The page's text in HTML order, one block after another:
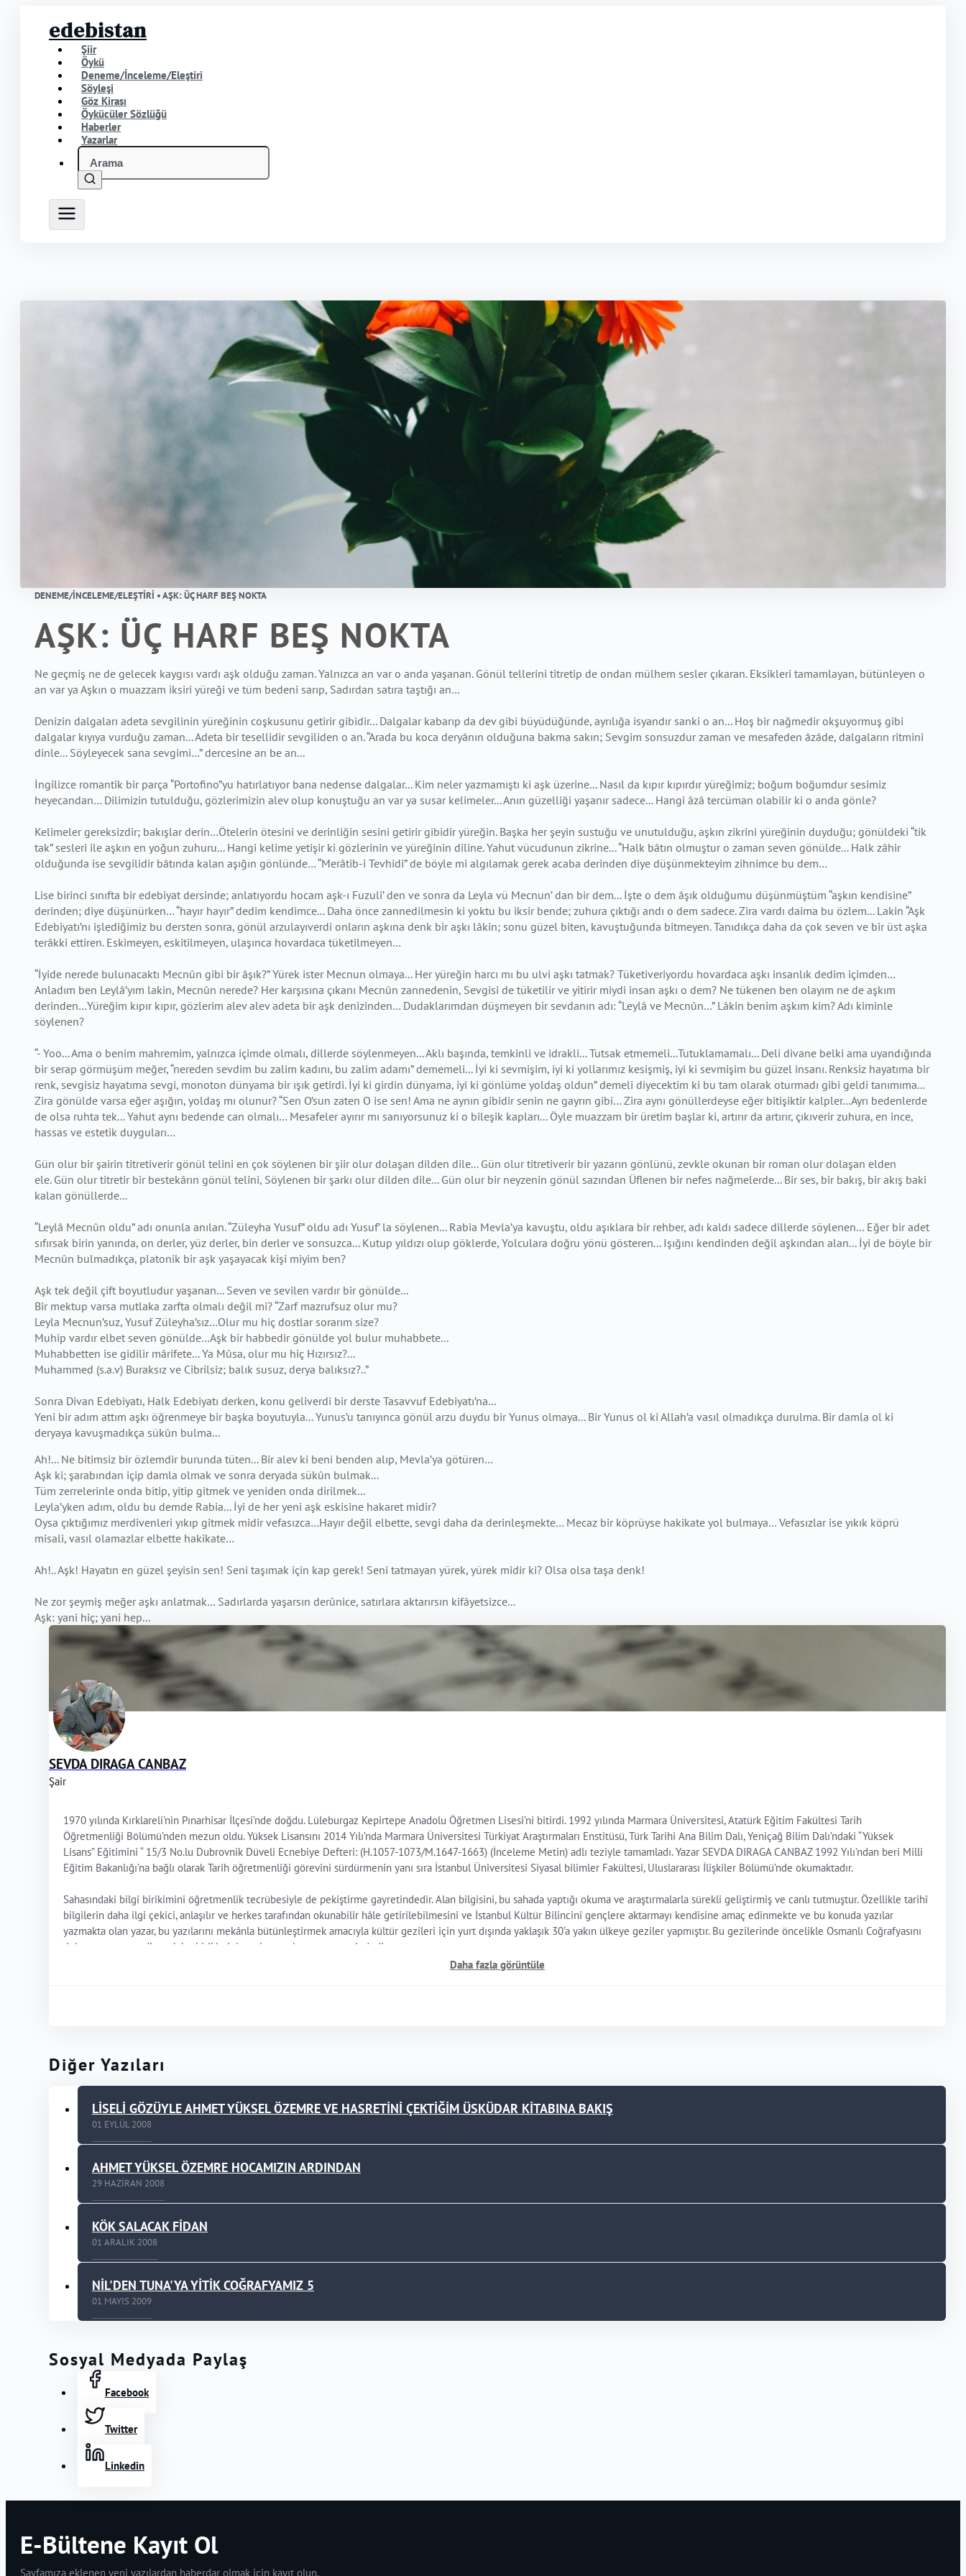
edebistan
Şiir
Öykü
Deneme/İnceleme/Eleştiri
Söyleşi
Göz Kirası
Öykücüler Sözlüğü
Haberler
Yazarlar
DENEME/İNCELEME/ELEŞTIRI • AŞK: ÜÇ HARF BEŞ NOKTA
AŞK: ÜÇ HARF BEŞ NOKTA
Ne geçmiş ne de gelecek kaygısı vardı aşk olduğu zaman. Yalnızca an var o anda yaşanan. Gönül tellerini titretip de ondan mülhem sesler çıkaran. Eksikleri tamamlayan, bütünleyen o
an var ya Aşkın o muazzam iksiri yüreği ve tüm bedeni sarıp, Sadırdan satıra taştığı an…
Denizin dalgaları adeta sevgilinin yüreğinin coşkusunu getirir gibidir... Dalgalar kabarıp da dev gibi büyüdüğünde, ayrılığa isyandır sanki o an... Hoş bir nağmedir okşuyormuş gibi
dalgalar kıyıya vurduğu zaman... Adeta bir tesellidir sevgiliden o an. “Arada bu koca deryânın olduğuna bakma sakın; Sevgim sonsuzdur zaman ve mesafeden âzâde, dalgaların ritmini
dinle... Söyleyecek sana sevgimi…”dercesine an be an...
İngilizce romantik bir parça “Portofino”yu hatırlatıyor bana nedense dalgalar... Kim neler yazmamıştı ki aşk üzerine... Nasıl da kıpır kıpırdır yüreğimiz; boğum boğumdur sesimiz
heyecandan… Dilimizin tutulduğu, gözlerimizin alev olup konuştuğu an var ya susar kelimeler... Anın güzelliği yaşanır sadece... Hangi âzâ tercüman olabilir ki o anda gönle?
Kelimeler gereksizdir; bakışlar derin…Ötelerin ötesini ve derinliğin sesini getirir gibidir yüreğin. Başka her şeyin sustuğu ve unutulduğu, aşkın zikrini yüreğinin duyduğu; gönüldeki “tik
tak” sesleri ile aşkın en yoğun zuhuru... Hangi kelime yetişir ki gözlerinin ve yüreğinin diline. Yahut vücudunun zikrine...“Halk bâtın olmuştur o zaman seven gönülde... Halk zâhir
olduğunda ise sevgilidir bâtında kalan aşığın gönlünde… “Merâtib-i Tevhidi” de böyle mi algılamak gerek acaba derinden diye düşünmekteyim zihnimce bu dem…
Lise birinci sınıfta bir edebiyat dersinde; anlatıyordu hocam aşk-ı Fuzuli’ den ve sonra da Leyla vü Mecnun’ dan bir dem... İşte o dem âşık olduğumu düşünmüştüm “aşkın kendisine”
derinden; diye düşünürken… “hayır hayır” dedim kendimce... Daha önce zannedilmesin ki yoktu bu iksir bende; zuhura çıktığı andı o dem sadece. Zira vardı daima bu özlem... Lakin “Aşk
Edebiyatı’nı işlediğimiz bu dersten sonra, gönül arzulayıverdi onların aşkına denk bir aşkı lâkin; sonu güzel biten, kavuştuğunda bitmeyen. Tanıdıkça daha da çok seven ve bir üst aşka
terâkki ettiren. Eskimeyen, eskitilmeyen, ulaşınca hovardaca tüketilmeyen…
“İyide nerede bulunacaktı Mecnûn gibi bir âşık?” Yürek ister Mecnun olmaya... Her yüreğin harcı mı bu ulvi aşkı tatmak? Tüketiveriyordu hovardaca aşkı insanlık dedim içimden…
Anladım ben Leylâ’yım lakin, Mecnûn nerede? Her karşısına çıkanı Mecnûn zannedenin, Sevgisi de tüketilir ve yitirir miydi insan aşkı o dem? Ne tükenen ben olayım ne de aşkım
derinden…Yüreğim kıpır kıpır, gözlerim alevalev adeta bir aşk denizinden… Dudaklarımdan düşmeyen bir sevdanın adı: “Leylâ ve Mecnûn…” Lâkin benim aşkım kim? Adı kiminle
söylenen?
“- Yoo... Ama o benim mahremim, yalnızca içimde olmalı, dillerde söylenmeyen... Aklı başında, temkinli ve idrakli... Tutsak etmemeli...Tutuklamamalı... Deli divane belki ama uyandığında
bir serap görmüşüm meğer, “nereden sevdim bu zalim kadını, bu zalim adamı” dememeli... İyi ki sevmişim, iyi ki yollarımız kesişmiş, iyi ki sevmişim bu güzel insanı. Renksiz hayatıma bir
renk, sevgisiz hayatıma sevgi, monoton dünyama bir ışık getirdi. İyi ki girdin dünyama, iyi ki gönlüme yoldaş oldun” demeli diyecektim ki bu tam olarak oturmadı gibi geldi tanımıma...
Zira gönülde varsa eğer aşığın, yoldaş mı olunur? “Sen O’sun zaten O ise sen! Ama ne aynın gibidir senin ne gayrın gibi… Zira aynı gönüllerdeyse eğer bitişiktir kalpler…Ayrı bedenlerde
de olsa ruhta tek... Yahut aynı bedende can olmalı… Mesafeler ayırır mı sanıyorsunuz ki o bileşik kapları... Öyle muazzam bir üretim başlar ki, artırır da artırır, çıkıverir zuhura, en ince,
hassas ve estetik duyguları…
Gün olur bir şairin titretiverir gönül telini en çok söylenen bir şiir olur dolaşan dilden dile... Gün olur titretiverir bir yazarın gönlünü, zevkle okunan bir roman olur dolaşan elden
ele. Gün olur titretir bir bestekârın gönül telini, Söylenen bir şarkı olur dilden dile... Gün olur bir neyzenin gönül sazından Üflenen bir nefes nağmelerde... Bir ses, bir bakış, bir akış baki
kalan gönüllerde...
“Leylâ Mecnûn oldu” adı onunla anılan. “Züleyha Yusuf” oldu adı Yusuf’ la söylenen... Rabia Mevla’ya kavuştu, oldu aşıklara bir rehber, adı kaldı sadece dillerde söylenen… Eğer bir adet
sıfırsak birin yanında, on derler, yüz derler, bin derler ve sonsuzca... Kutup yıldızı olup göklerde, Yolculara doğru yönü gösteren... Işığını kendinden değil aşkından alan... İyi de böyle bir
Mecnûn bulmadıkça, platonik bir aşk yaşayacak kişi miyim ben?
Aşk tek değil çift boyutludur yaşanan... Seven ve sevilen vardır bir gönülde...
Bir mektup varsa mutlaka zarfta olmalı değil mi? “Zarf mazrufsuz olur mu?
Leyla Mecnun’suz, Yusuf Züleyha’sız…Olur mu hiç dostlar sorarım size?
Muhip vardır elbet seven gönülde…Aşk bir habbedir gönülde yol bulur muhabbete...
Muhabbetten ise gidilir mârifete... Ya Mûsa, olur mu hiç Hızırsız?...
Muhammed (s.a.v) Buraksız ve Cibrilsiz; balık susuz, derya balıksız?..”
Sonra Divan Edebiyatı, Halk Edebiyatı derken, konu geliverdi bir derste Tasavvuf Edebiyatı’na…
Yeni bir adım attım aşkı öğrenmeye bir başka boyutuyla... Yunus’u tanıyınca gönül arzu duydu bir Yunus olmaya... Bir Yunus ol ki Allah’a vasıl olmadıkça durulma. Bir damla ol ki
deryaya kavuşmadıkça sükûn bulma...
Ah!... Ne bitimsiz bir özlemdir burunda tüten... Bir alev ki beni benden alıp, Mevla’ya götüren…
Aşk ki; şarabından içip damla olmak ve sonra deryada sükûn bulmak...
Tüm zerrelerinle onda bitip, yitip gitmek ve yeniden onda dirilmek...
Leyla’yken adım, oldu bu demde Rabia... İyi de her yeni aşk eskisine hakaret midir?
Oysa çıktığımız merdivenleri yıkıp gitmek midir vefasızca…Hayır değil elbette, sevgi daha da derinleşmekte… Mecaz bir köprüyse hakikate yol bulmaya… Vefasızlar ise yıkık köprü
misali, vasıl olamazlar elbette hakikate…
Ah!.. Aşk! Hayatın en güzel şeyisin sen! Seni taşımak için kap gerek! Seni tatmayan yürek, yürek midir ki? Olsa olsa taşa denk!
Ne zor şeymiş meğer aşkı anlatmak… Sadırlarda yaşarsın derûnice, satırlara aktarırsın kifâyetsizce...
Aşk: yani hiç; yani hep...
SEVDA DIRAGA CANBAZ
Şair
1970 yılında Kırklareli'nin Pınarhisar İlçesi’nde doğdu. Lüleburgaz Kepirtepe Anadolu Öğretmen Lisesi’ni bitirdi. 1992 yılında Marmara Üniversitesi, Atatürk Eğitim Fakültesi Tarih
Öğretmenliği Bölümü’nden mezun oldu. Yüksek Lisansını 2014 Yılı’nda Marmara Üniversitesi Türkiyat Araştırmaları Enstitüsü, Türk Tarihi Ana Bilim Dalı, Yeniçağ Bilim Dalı’ndaki “Yüksek
Lisans” Eğitimini “ 15/3 No.lu Dubrovnik Düveli Ecnebiye Defteri: (H.1057-1073/M.1647-1663) (İnceleme Metin) adlı teziyle tamamladı. Yazar SEVDA DIRAGA CANBAZ 1992 Yılı’ndan beri Milli
Eğitim Bakanlığı’na bağlı olarak Tarih öğretmenliği görevini sürdürmenin yanı sıra İstanbul Üniversitesi Siyasal bilimler Fakültesi, Uluslararası İlişkiler Bölümü’nde okumaktadır.
Sahasındaki bilgi birikimini öğretmenlik tecrübesiyle de pekiştirme gayretindedir. Alan bilgisini, bu sahada yaptığı okuma ve araştırmalarla sürekli geliştirmiş ve canlı tutmuştur. Özellikle tarihî
bilgilerin daha ilgi çekici, anlaşılır ve herkes tarafından okunabilir hâle getirilebilmesini ve İstanbul Kültür Bilincini gençlere aktarmayı kendisine amaç edinmekte ve bu konuda yazılar
yazmakta olan yazar, bu yazılarını mekânla bütünleştirmek amacıyla kültür gezileri için yurt dışında yaklaşık 30’a yakın ülkeye geziler yapmıştır. Bu gezilerinde öncelikle Osmanlı Coğrafyasını
dolaşmayı amaç edinerek bu birikimini yazılarına aktarma gayretindedir.
Çeşitli dergilerde çıkan yazıları ve basılan “Bir Kardeşlik Ülkesi”, “Hikâyelerle Deyimlerimiz” adlı kitaplarıyla tanınan Sevda DIRAGA CANBAZ, öğretmenliğin yanı sıra teorik konuları, ilmî
usullerle birleştirip edebi ve orijinal ürünler vermek amacıyla halen yazı çalışmalarının yanı sıra Uzman Tarih Öğretmeni olarak MEB’deki görevine devam etmektedir.
Daha fazla görüntüle
Diğer Yazıları
LİSELİ GÖZÜYLE AHMET YÜKSEL ÖZEMRE VE HASRETİNİ ÇEKTİĞİM ÜSKÜDAR KİTABINA BAKIŞ
01 EYLÜL 2008
AHMET YÜKSEL ÖZEMRE HOCAMIZIN ARDINDAN
29 HAZIRAN 2008
KÖK SALACAK FİDAN
01 ARALIK 2008
NİL'DEN TUNA'YA YİTİK COĞRAFYAMIZ 5
01 MAYIS 2009
Sosyal Medyada Paylaş
Facebook
Twitter
Linkedin
E-Bültene Kayıt Ol
Sayfamıza eklenen yeni yazılardan haberdar olmak için kayıt olun.